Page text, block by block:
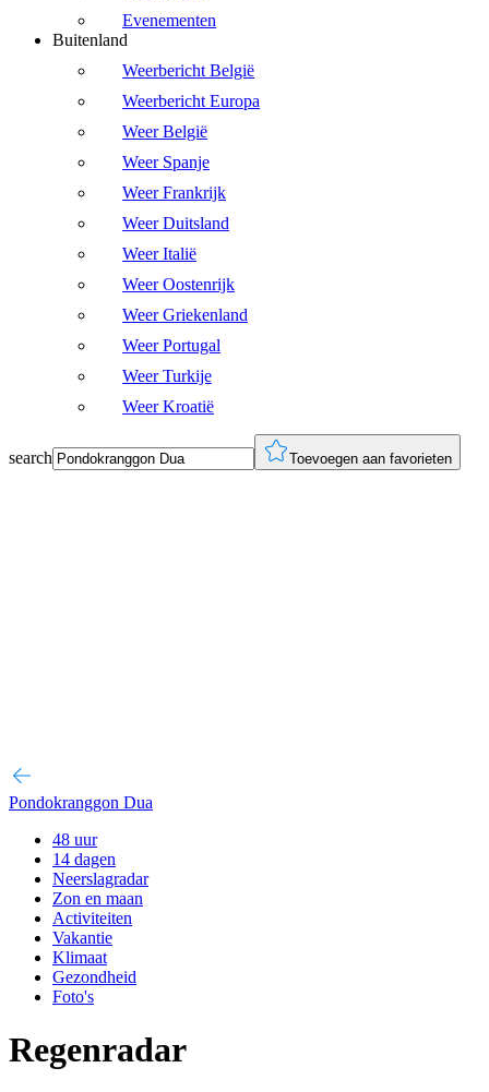
Evenementen
Buitenland
Weerbericht België
Weerbericht Europa
Weer België
Weer Spanje
Weer Frankrijk
Weer Duitsland
Weer Italië
Weer Oostenrijk
Weer Griekenland
Weer Portugal
Weer Turkije
Weer Kroatië
search Toevoegen aan favorieten
Pondokranggon Dua
48 uur
14 dagen
Neerslagradar
Zon en maan
Activiteiten
Vakantie
Klimaat
Gezondheid
Foto's
Regenradar